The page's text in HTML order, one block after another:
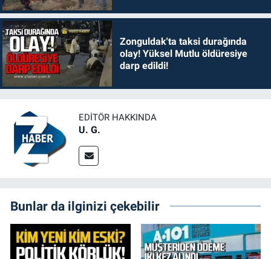
Zonguldak'ta taksi durağında
olay! Yüksel Mutlu öldüresiye
darp edildi!
EDITÖR HAKKINDA
U. G.
Bunlar da ilginizi çekebilir